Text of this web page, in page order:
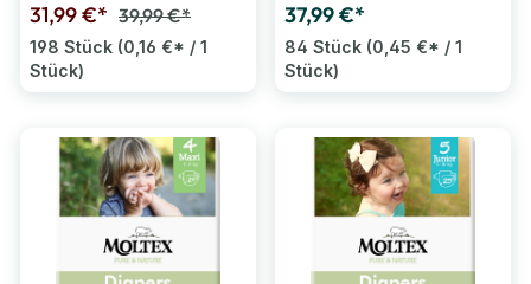
(SONDERANGEBOT)
31,99 €* 39,99 €*
198 Stück (0,16 €* / 1
Stück)
37,99 €*
84 Stück (0,45 €* / 1
Stück)